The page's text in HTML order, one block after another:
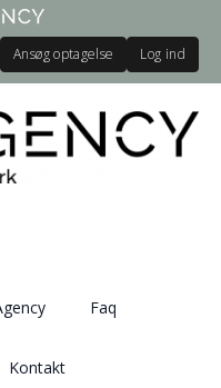
Ansøg optagelse Log ind
Faq
Kontakt